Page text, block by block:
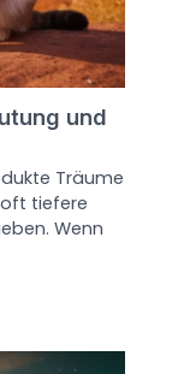
und
Träume
tiefere
Wenn